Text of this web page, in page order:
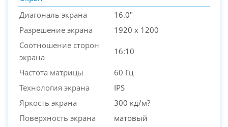
Диагональ экрана
16.0"
Разрешение экрана
1920 x 1200
Соотношение сторон
экрана
16:10
Частота матрицы
60 Гц
Технология экрана
IPS
Яркость экрана
300 кд/м?
Поверхность экрана
матовый